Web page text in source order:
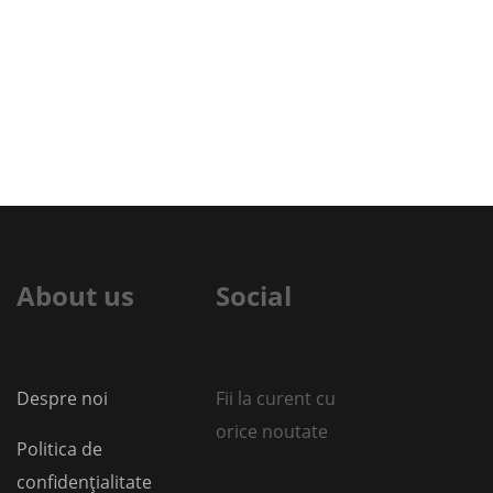
About us
Despre noi
Politica de
confidențialitate
Social
Fii la curent cu
orice noutate